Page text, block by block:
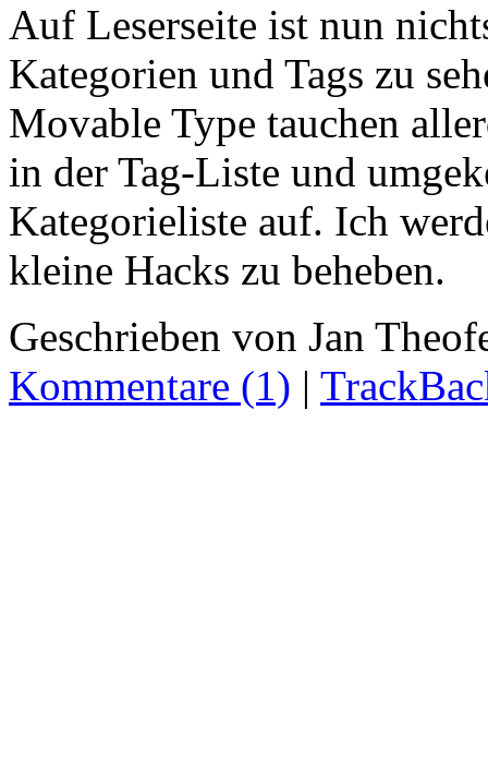
Auf Leserseite ist nun
Kategorien und Tags zu
Movable Type tauchen
in der Tag-Liste und
Kategorieliste auf. Ich
kleine Hacks zu beheben.
Geschrieben von Jan
Kommentare (1) |